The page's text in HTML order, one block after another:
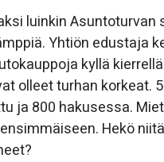
luinkin Asuntoturvan
Yhtiön edustaja
kyllä
olleet turhan korkeat.
ja 800 hakusessa.
Hekö